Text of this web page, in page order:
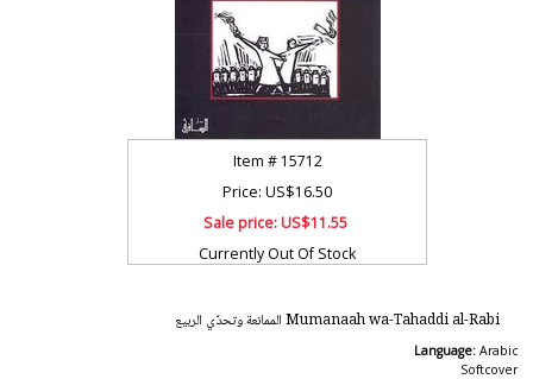
Item # 15712
Price: US$16.50
Sale price:US$11.55
Currently Out Of Stock
Mumanaah wa-Tahaddi al-Rabi الممانعة وتحدّي الربيع
Language: Arabic
Softcover